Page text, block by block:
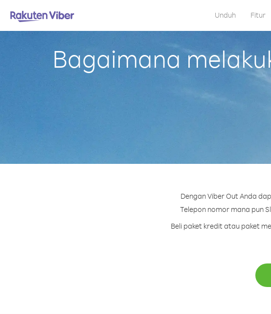
Unduh Fitur
Bagaimana
Dengan Viber Out Anda
Telepon nomor mana pun
Beli paket kredit atau paket